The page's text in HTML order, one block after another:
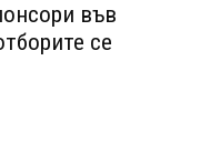
във
се